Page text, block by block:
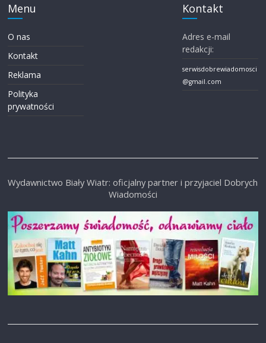
Menu
O nas
Kontakt
Reklama
Polityka
prywatności
Kontakt
Adres e-mail
redakcji:
serwisdobrewiadomosci
@gmail.com
Wydawnictwo Biały Wiatr: oficjalny partner i przyjaciel Dobrych
Wiadomości